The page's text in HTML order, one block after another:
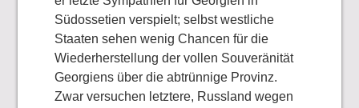
Südossetien verspielt; selbst westliche
Staaten sehen wenig Chancen für die
Wiederherstellung der vollen Souveränität
Georgiens über die abtrünnige Provinz.
Zwar versuchen letztere, Russland wegen